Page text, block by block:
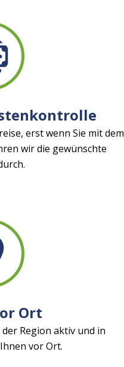
erst wenn Sie mit dem
wir die gewünschte
Ort
Region aktiv und in
vor Ort.